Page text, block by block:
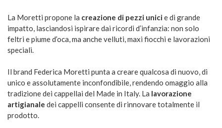
La Moretti propone la creazione di pezzi unici e di grande
impatto, lasciandosi ispirare dai ricordi d’infanzia: non solo
feltri e piume d’oca, ma anche velluti, maxi fiocchi e lavorazioni
speciali.
Il brand Federica Moretti punta a creare qualcosa di nuovo, di
unico e assolutamente inconfondibile, rendendo omaggio alla
tradizione dei cappellai del Made in Italy. La lavorazione
artigianale dei cappelli consente di rinnovare totalmente il
prodotto.